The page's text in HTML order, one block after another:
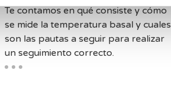
Te contamos en qué consiste y cómo
se mide la temperatura basal y cuales
son las pautas a seguir para realizar
un seguimiento correcto.